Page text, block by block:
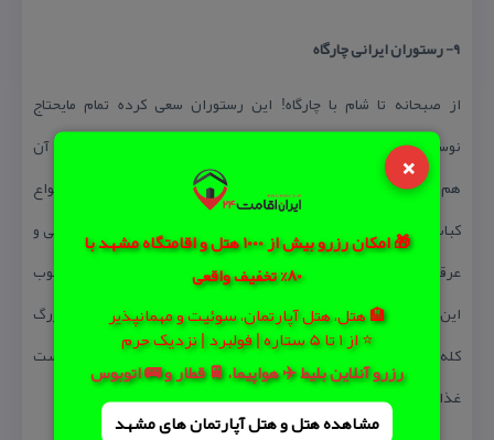
×
🎁 امکان رزرو بیش از 1000 هتل و اقامتگاه مشهد با
80% تخفیف واقعی
🏨 هتل، هتل آپارتمان، سوئیت و مهمانپذیر
⭐ از 1 تا 5 ستاره | فولبرد | نزدیک حرم
رزرو آنلاین بلیط ✈️ هواپیما، 🚆 قطار و 🚌 اتوبوس
مشاهده هتل و هتل‌ آپارتمان های مشهد
۹- رستوران ایرانی چارگاه
از صبحانه تا شام با چارگاه! این رستوران سعی كرده تمام مایحتاج
نوستالژیك و خاطره انگیز غذای سنتی ایرانی را زیر یك سقف جمع كند آن
هم با سر شكلی سنتی اما مدرن و به روز. از كله پاچه گرفته تا دیزی و انواع
كباب و غذای ایرانی آن همه جای ایران در كنار انواع چاشنی و نوشیدنی و
عرقیجات خاطره انگیر تمام المان‌های یك رستوران ایرانی با سبك محبوب
این روزها را دارد. دیدن ظروف بزرگ ترشی در كنار تنور نان و سینی بزرگ
كله پزی و انواع بوهای خوشمزه چارگاه را به یك رستوران در لیست
غذاخوری‌هایی كه باید رفت تبدیل كرده است.